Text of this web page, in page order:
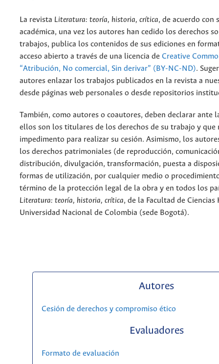
La revista Literatura: teoría, historia, crítica, de acuerdo con
académica, una vez los autores han cedido los derechos
trabajos, publica los contenidos de sus ediciones en
acceso abierto a través de una licencia de Creative
“Atribución, No comercial, Sin derivar” (BY-NC-ND).
autores enlazar los trabajos publicados en la revista a
desde páginas web personales o desde repositorios
También, como autores o coautores, deben declarar ante
ellos son los titulares de los derechos de su trabajo y que
impedimento para realizar su cesión. Asimismo, los
los derechos patrimoniales (de reproducción,
distribución, divulgación, transformación, puesta a
formas de utilización, por cualquier medio o
término de la protección legal de la obra y en todos los
Literatura: teoría, historia, crítica, de la Facultad de Ciencias
Universidad Nacional de Colombia (sede Bogotá).
Autores
Cesión de derechos y compromiso ético
Evaluadores
Formato de evaluación